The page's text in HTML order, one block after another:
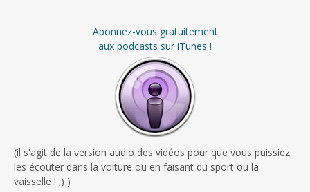
Abonnez-vous gratuitement
aux podcasts sur iTunes !
(il s'agit de la version audio des vidéos pour que vous puissiez
les écouter dans la voiture ou en faisant du sport ou la
vaisselle ! ;) )